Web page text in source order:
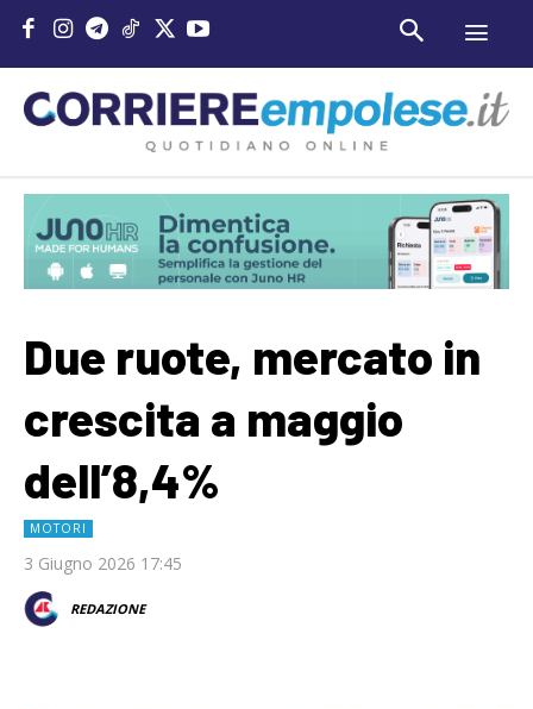
Due ruote, mercato in
crescita a maggio
dell’8,4%
MOTORI
3 Giugno 2026 17:45
REDAZIONE